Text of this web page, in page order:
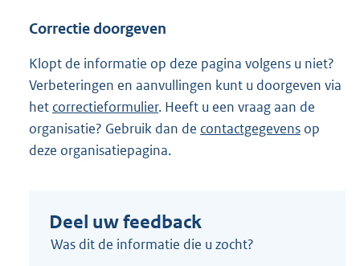
i
n
k
:
Correctie doorgeven
Klopt de informatie op deze pagina volgens u niet?
Verbeteringen en aanvullingen kunt u doorgeven via
het correctieformulier. Heeft u een vraag aan de
organisatie? Gebruik dan de contactgegevens op
deze organisatiepagina.
Deel uw feedback
Was dit de informatie die u zocht?